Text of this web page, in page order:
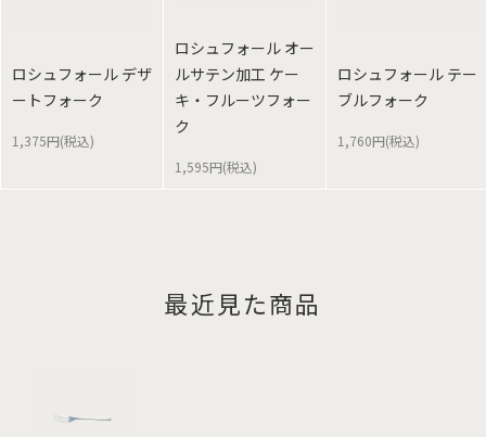
ロシュフォール デザ
ートフォーク
1,375円(税込)
ロシュフォール オー
ルサテン加工 ケー
キ・フルーツフォー
ク
1,595円(税込)
ロシュフォール テー
ブルフォーク
1,760円(税込)
最近見た商品